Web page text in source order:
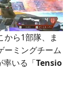
から1部隊、ま
ーミングチーム
率いる「Tensio